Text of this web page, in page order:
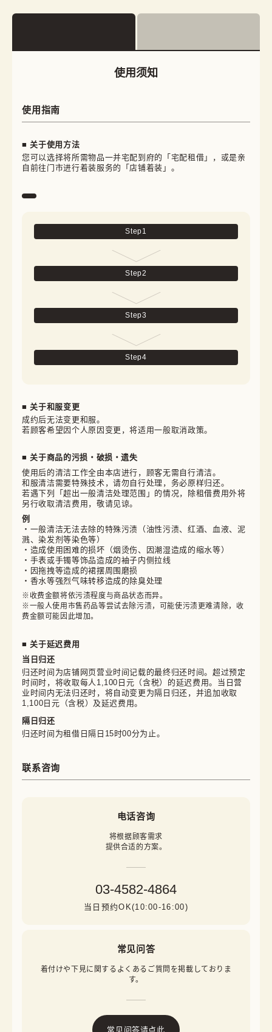
使用须知
使用指南
■ 关于使用方法
您可以选择将所需物品一并宅配到府的「宅配租借」，或是亲
自前往门市进行着装服务的「店铺着装」。
Step1
Step2
Step3
Step4
■ 关于和服变更
成约后无法变更和服。
若顾客希望因个人原因变更，将适用一般取消政策。
■ 关于商品的污损・破损・遗失
使用后的清洁工作全由本店进行，顾客无需自行清洁。
和服清洁需要特殊技术，请勿自行处理，务必原样归还。
若遇下列「超出一般清洁处理范围」的情况，除租借费用外将
另行收取清洁费用，敬请见谅。
例
・一般清洁无法去除的特殊污渍（油性污渍、红酒、血液、泥
溅、染发剂等染色等）
・造成使用困难的损坏（烟烫伤、因潮湿造成的缩水等）
・手表或手镯等饰品造成的袖子内侧拉线
・因拖拽等造成的裙摆周围磨损
・香水等强烈气味转移造成的除臭处理
※收费金额将依污渍程度与商品状态而异。
※一般人使用市售药品等尝试去除污渍，可能使污渍更难清除，收
费金额可能因此增加。
■ 关于延迟费用
当日归还
归还时间为店铺网页营业时间记载的最终归还时间。超过预定
时间时，将收取每人1,100日元（含税）的延迟费用。当日营
业时间内无法归还时，将自动变更为隔日归还，并追加收取
1,100日元（含税）及延迟费用。
隔日归还
归还时间为租借日隔日15时00分为止。
联系咨询
电话咨询
将根据顾客需求
提供合适的方案。
03-4582-4864
当日预约OK(10:00-16:00)
常见问答
着付けや下見に関するよくあるご質問を掲載しておりま
す。
常见问答请点此